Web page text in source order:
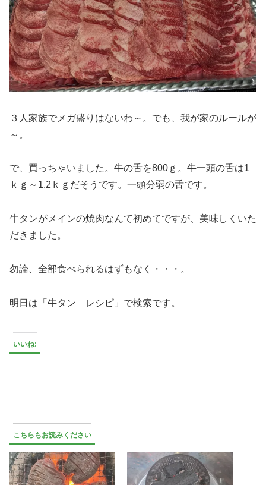
３人家族でメガ盛りはないわ～。でも、我が家のルールが
～。
で、買っちゃいました。牛の舌を800ｇ。牛一頭の舌は1
ｋｇ～1.2ｋｇだそうです。一頭分弱の舌です。
牛タンがメインの焼肉なんて初めてですが、美味しくいた
だきました。
勿論、全部食べられるはずもなく・・・。
明日は「牛タン レシピ」で検索です。
いいね:
こちらもお読みください